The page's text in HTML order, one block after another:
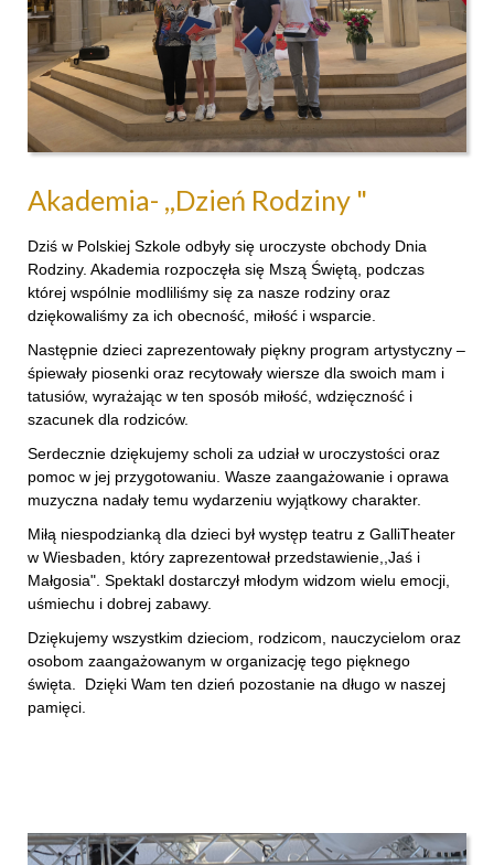
Akademia- ,,Dzień Rodziny "
Dziś w Polskiej Szkole odbyły się uroczyste obchody Dnia
Rodziny. Akademia rozpoczęła się Mszą Świętą, podczas
której wspólnie modliliśmy się za nasze rodziny oraz
dziękowaliśmy za ich obecność, miłość i wsparcie.
Następnie dzieci zaprezentowały piękny program artystyczny –
śpiewały piosenki oraz recytowały wiersze dla swoich mam i
tatusiów, wyrażając w ten sposób miłość, wdzięczność i
szacunek dla rodziców.
Serdecznie dziękujemy scholi za udział w uroczystości oraz
pomoc w jej przygotowaniu. Wasze zaangażowanie i oprawa
muzyczna nadały temu wydarzeniu wyjątkowy charakter.
Miłą niespodzianką dla dzieci był występ teatru z GalliTheater
w Wiesbaden, który zaprezentował przedstawienie,,Jaś i
Małgosia". Spektakl dostarczył młodym widzom wielu emocji,
uśmiechu i dobrej zabawy.
Dziękujemy wszystkim dzieciom, rodzicom, nauczycielom oraz
osobom zaangażowanym w organizację tego pięknego
święta. Dzięki Wam ten dzień pozostanie na długo w naszej
pamięci.